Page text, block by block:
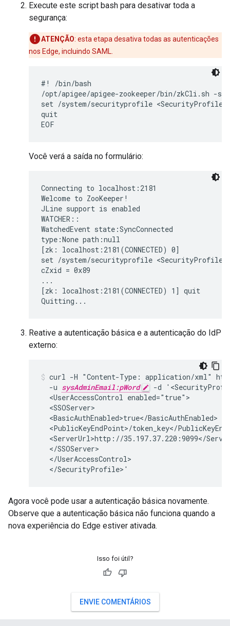
Execute este script bash para desativar toda a
segurança:
ATENÇÃO: esta etapa desativa todas as autenticações
nos Edge, incluindo SAML.
#! /bin/bash
/opt/apigee/apigee-zookeeper/bin/zkCli.sh -
set /system/securityprofile
quit
EOF
Você verá a saída no formulário:
Connecting to localhost:2181
Welcome to ZooKeeper!
JLine support is enabled
WATCHER::
WatchedEvent state:SyncConnected
type:None path:null
[zk: localhost:2181(CONNECTED) 0]
set /system/securityprofile
cZxid = 0x89
...
[zk: localhost:2181(CONNECTED) 1] quit
Quitting...
Reative a autenticação básica e a autenticação do IdP
externo:
curl -H "Content-Type: application/xml"
  -u
sysAdminEmail:pWord
-d
  <UserAccessControl enabled="true">
  <SSOServer>
  <BasicAuthEnabled>true</BasicAuthEnabled>
<PublicKeyEndPoint>/token_key</
<ServerUrl>http://35.197.37.220:9099</
  </SSOServer>
  </UserAccessControl>
  </SecurityProfile>'
Agora você pode usar a autenticação básica novamente.
Observe que a autenticação básica não funciona quando a
nova experiência do Edge estiver ativada.
Isso foi útil?
ENVIE COMENTÁRIOS